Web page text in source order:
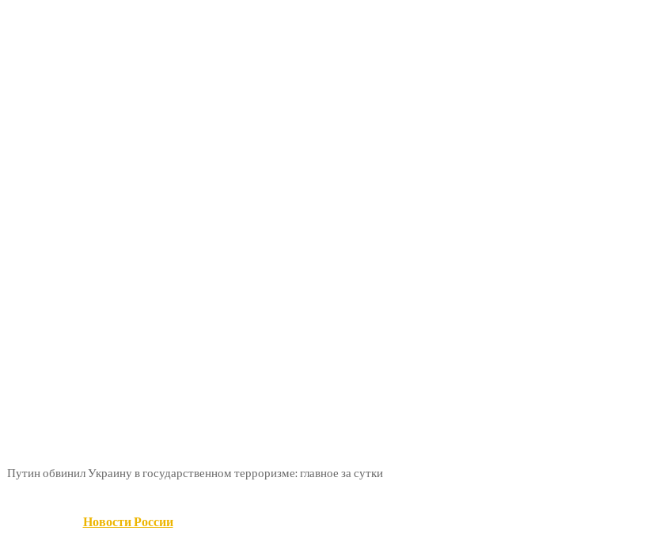
Путин обвинил Украину в государственном терроризме: главное за сутки
Новости России